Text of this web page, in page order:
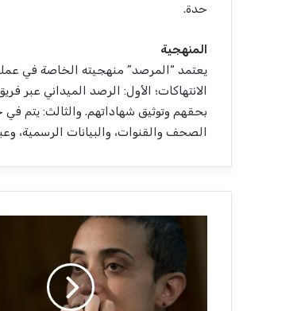
حدة.
المنهجية
الانتهاكات؛ الأول: الرصد الميداني عبر
بحقهم وتوثيق شهاداتهم. والثالث: يتم
الصحف والقنوات، والبيانات الرسمية،